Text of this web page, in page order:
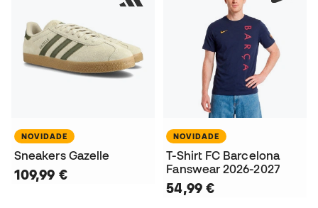
NOVIDADE
Sneakers Gazelle
109,99 €
NOVIDADE
T-Shirt FC Barcelona
Fanswear 2026-2027
54,99 €